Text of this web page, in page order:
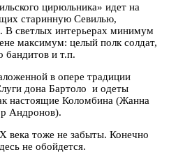
цирюльника» идет на
старинную Севилью,
В светлых интерьерах минимум
максимум: целый полк солдат,
бандитов и т.п.
в опере традиции
дона Бартоло и одеты
настоящие Коломбина (Жанна
Андронов).
века тоже не забыты. Конечно
не обойдется.